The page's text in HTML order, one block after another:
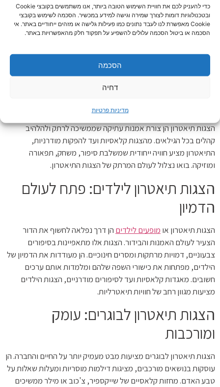
כדי להעניק לכם את חוויית השימוש הטובה ביותר, אנו משתמשים בקובצי Cookie
ובטכנולוגיות דומות לצורך שמירה וגישה למידע במכשיר. הסכמה לשימוש בקובצי
Cookie מאפשרת לנו לעבד נתונים כמו פעילות גלישה או מזהים ייחודיים באתר. אי
הסכמה או ביטול הסכמה עלולים להשפיע על תפקוד חלק מהאפשרויות באתר.
הסכמה
דחיה
מדיניות פרטיות
שום גמדים לא יבואו
החברה הישראלית, שוכבת בשער
המשך קריאה »
הצגות תיאטרון הן צורת אמנות עתיקה שממשיכה לרתק ולהלהיב
קהלים בכל הגילאים. מהצגות קלאסיות ועד להפקות מודרניות,
התיאטרון מציע חוויה ייחודית שמשלבת סיפור, משחק, תפאורה
ומוזיקה. בואו נצלול לעולם המרתק של הצגות התיאטרון.
הצגות תיאטרון לילדים: פתח לעולם
הדמיון
הצגות תיאטרון או מופעים לילדים הן דרך נפלאה לחשוף את הדור
הצעיר לעולם האמנות והבידור. הצגות אלו מתאפיינות בסיפורים
צבעוניים, דמויות מרתקות ומסרים חינוכיים. הן מעודדות את הדמיון של
הילדים, מפתחות את כישורי השפה שלהם ומלמדות אותם ערכים
חשובים. מאגדות קלאסיות ועד לסיפורים מודרניים, הצגות הילדים
מציעות מגוון רחב של חוויות תיאטרליות.
הצגות תיאטרון לבוגרים: עומק
ומורכבות
הצגות תיאטרון לבוגרים מציעות מבט מעמיק יותר על החיים והחברה. הן
עוסקות בנושאים מורכבים, מציגות דילמות מוסריות ומעלות שאלות על
טבע האדם. מחזות קלאסיים של שייקספיר, צ'כוב או מילר ממשיכים